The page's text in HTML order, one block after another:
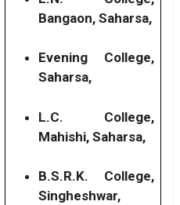
Bangaon, Saharsa,
Evening College,
Saharsa,
L.C. College,
Mahishi, Saharsa,
B.S.R.K. College,
Singheshwar,